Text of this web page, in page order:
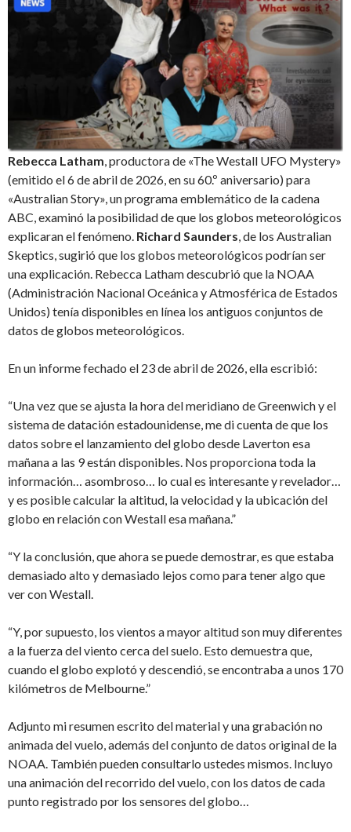
Rebecca Latham, productora de «The Westall UFO Mystery»
(emitido el 6 de abril de 2026, en su 60.º aniversario) para
«Australian Story», un programa emblemático de la cadena
ABC, examinó la posibilidad de que los globos meteorológicos
explicaran el fenómeno. Richard Saunders, de los Australian
Skeptics, sugirió que los globos meteorológicos podrían ser
una explicación. Rebecca Latham descubrió que la NOAA
(Administración Nacional Oceánica y Atmosférica de Estados
Unidos) tenía disponibles en línea los antiguos conjuntos de
datos de globos meteorológicos.
En un informe fechado el 23 de abril de 2026, ella escribió:
“Una vez que se ajusta la hora del meridiano de Greenwich y el
sistema de datación estadounidense, me di cuenta de que los
datos sobre el lanzamiento del globo desde Laverton esa
mañana a las 9 están disponibles. Nos proporciona toda la
información… asombroso… lo cual es interesante y revelador…
y es posible calcular la altitud, la velocidad y la ubicación del
globo en relación con Westall esa mañana.”
“Y la conclusión, que ahora se puede demostrar, es que estaba
demasiado alto y demasiado lejos como para tener algo que
ver con Westall.
“Y, por supuesto, los vientos a mayor altitud son muy diferentes
a la fuerza del viento cerca del suelo. Esto demuestra que,
cuando el globo explotó y descendió, se encontraba a unos 170
kilómetros de Melbourne.”
Adjunto mi resumen escrito del material y una grabación no
animada del vuelo, además del conjunto de datos original de la
NOAA. También pueden consultarlo ustedes mismos. Incluyo
una animación del recorrido del vuelo, con los datos de cada
punto registrado por los sensores del globo…